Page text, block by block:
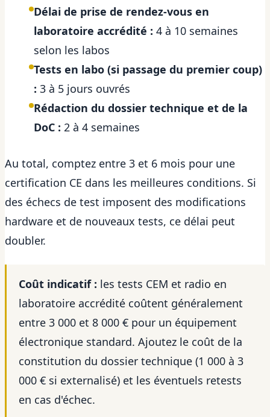
Délai de prise de rendez-vous en
laboratoire accrédité : 4 à 10 semaines
selon les labos
Tests en labo (si passage du premier coup)
: 3 à 5 jours ouvrés
Rédaction du dossier technique et de la
DoC : 2 à 4 semaines
Au total, comptez entre 3 et 6 mois pour une
certification CE dans les meilleures conditions. Si
des échecs de test imposent des modifications
hardware et de nouveaux tests, ce délai peut
doubler.
Coût indicatif : les tests CEM et radio en
laboratoire accrédité coûtent généralement
entre 3 000 et 8 000 € pour un équipement
électronique standard. Ajoutez le coût de la
constitution du dossier technique (1 000 à 3
000 € si externalisé) et les éventuels retests
en cas d'échec.